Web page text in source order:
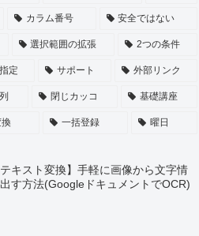
カラム番号 安全ではない
選択範囲の拡張 2つの条件
定 サポート 外部リンク
列 閉じカッコ 基礎講座
一括登録 曜日
キスト変換】手軽に画像から文字情
す方法(GoogleドキュメントでOCR)